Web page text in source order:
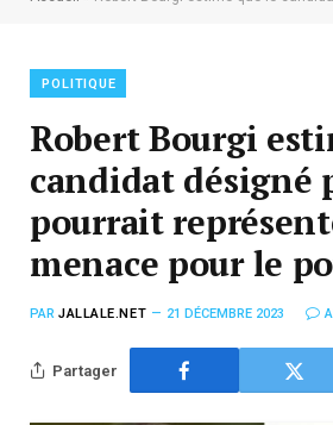
POLITIQUE
Robert Bourgi
candidat désigné
pourrait
menace pour le
PAR JALLALE.NET 21 DÉCEMBRE 2023
Partager